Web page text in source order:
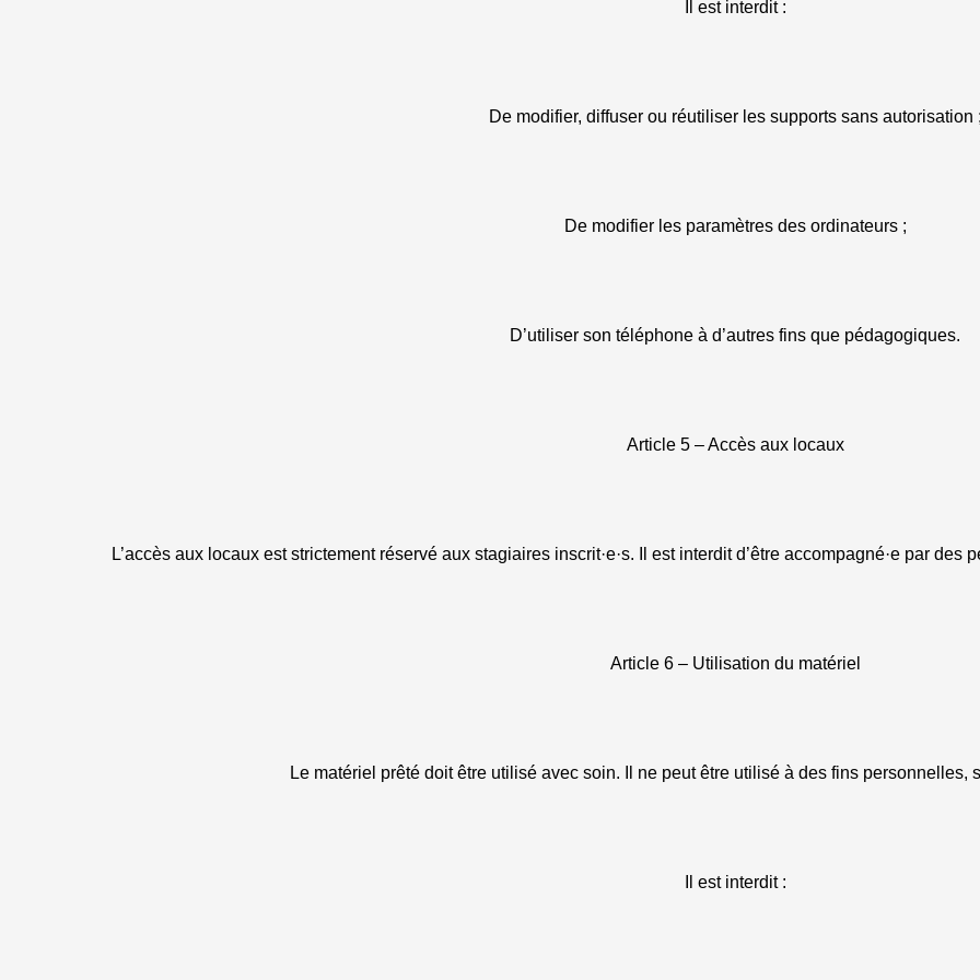
Il est interdit :
De modifier, diffuser ou réutiliser les supports sans autorisation
De modifier les paramètres des ordinateurs ;
D’utiliser son téléphone à d’autres fins que pédagogiques.
Article 5 – Accès aux locaux
L’accès aux locaux est strictement réservé aux stagiaires inscrit·e·s. Il est interdit d’être accompagné·e par
Article 6 – Utilisation du matériel
Le matériel prêté doit être utilisé avec soin. Il ne peut être utilisé à des fins personnelles,
Il est interdit :